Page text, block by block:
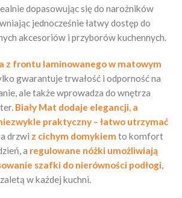
dopasowując się do narożników
jednocześnie łatwy dostęp do
akcesoriów i przyborów kuchennych.
z frontu laminowanego w matowym
gwarantuje trwałość i odporność na
ale także wprowadza do wnętrza
Biały Mat dodaje elegancji, a
praktyczny – łatwo utrzymać
drzwi z cichym domykiem to komfort
a regulowane nóżki umożliwiają
szafki do nierówności podłogi
w każdej kuchni.